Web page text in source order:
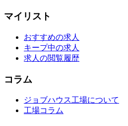
マイリスト
おすすめの求人
キープ中の求人
求人の閲覧履歴
コラム
ジョブハウス工場について
工場コラム